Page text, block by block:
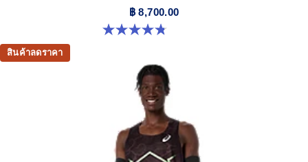
฿ 8,700.00
4.8 จาก 5 ดาว 787 รีวิว
สินค้าลดราคา